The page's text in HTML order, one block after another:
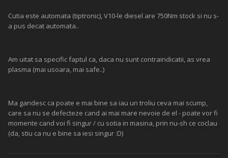
Cutia este automata (tiptronic), V10-le diesel are 750Nm stock si nu s-
a pus decat automata..
Am uitat sa specific faptul ca, daca nu sunt contraindicatii, as vrea
plasma (mai usoara, mai safe..)
Ma gandesc ca poate e mai bine sa iau un troliu ceva mai scump,
care sa nu se defecteze cand ai mai mare nevoie de el - poate vor fi
momente cand voi fi singur / cu sotia in masina, prin nu-sh ce coclau
(da, stiu ca nu e bine sa iesi singur :D)